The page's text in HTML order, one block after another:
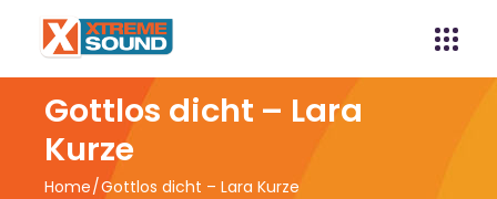
Gottlos dicht – Lara
Kurze
Home Gottlos dicht – Lara Kurze